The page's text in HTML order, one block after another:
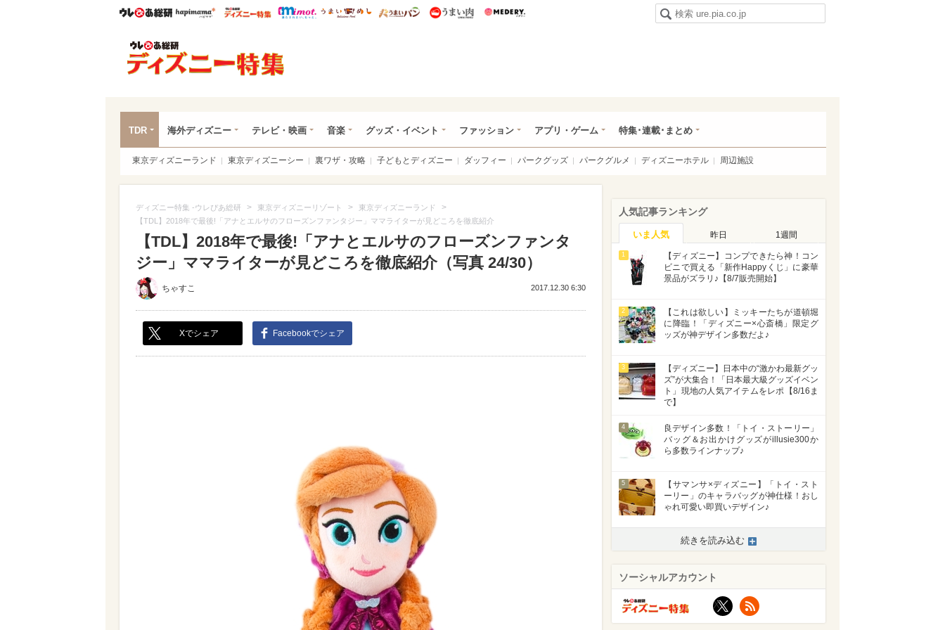
ウレぴあ総研ハピママ* ウレぴあ総研 ディズニー特集
mimot. うまいめし うまいパン うまい肉
TDR 海外ディズニー テレビ・映画 音楽 グッズ・イベント ファッション アプリ・ゲーム 特集･連載･まとめ
東京ディズニーランド 東京ディズニーシー 裏ワザ・攻略 子どもとディズニー ダッフィー パークグッズ パークグルメ ディズニーホテル 周辺施設
ディズニー特集 -ウレぴあ総研 > 東京ディズニーリゾート > 東京ディズニーランド >
【TDL】2018年で最後!「アナとエルサのフローズンファンタジー」ママライターが見どころを徹底紹介
【TDL】2018年で最後!「アナとエルサのフローズンファンタ
ジー」ママライターが見どころを徹底紹介（写真 24/30）
ちゃすこ 2017.12.30 6:30
Xでシェア Facebookでシェア
人気記事ランキング
いま人気 昨日 1週間
1
【ディズニー】コンプできたら神！コン
ビニで買える「新作Happyくじ」に豪華
景品がズラリ♪【8/7販売開始】
2
【これは欲しい】ミッキーたちが道頓堀
に降臨！「ディズニー×心斎橋」限定グ
ッズが神デザイン多数だよ♪
3
【ディズニー】日本中の“激かわ最新グッ
ズ”が大集合！「日本最大級グッズイベン
ト」現地の人気アイテムをレポ【8/16ま
で】
4
良デザイン多数！「トイ・ストーリー」
バッグ＆お出かけグッズがillusie300か
ら多数ラインナップ♪
5
【サマンサ×ディズニー】「トイ・スト
ーリー」のキャラバッグが神仕様！おし
ゃれ可愛い即買いデザイン♪
続きを読み込む
ソーシャルアカウント
X